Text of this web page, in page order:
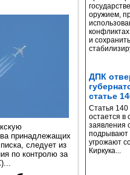
принадлежащих
следует из
по контролю за
оружием,
и
ДПК
статье
Статья 140
остается в
заявления
подрывают
угрожают
Киркука...